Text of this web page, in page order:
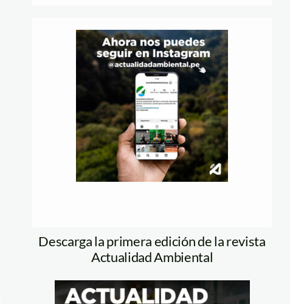
Descarga la primera edición de la revista
Actualidad Ambiental